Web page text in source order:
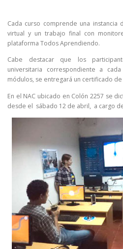
Cada curso comprende una instancia
virtual y un trabajo final con
plataforma Todos Aprendiendo.
Cabe destacar que los
universitaria correspondiente a
módulos, se entregará un certificado
En el NAC ubicado en Colón 2257 se
desde el sábado 12 de abril, a cargo